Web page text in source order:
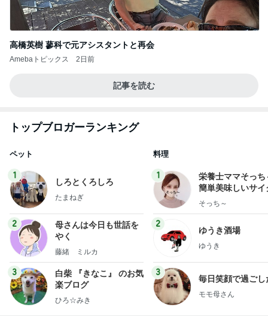
高橋英樹 蓼科で元アシスタントと再会
Amebaトピックス 2日前
記事を読む
トップブロガーランキング
ペット
1
しろとくろしろ
たまねぎ
2
母さんは今日も世話を
やく
藤緒 ミルカ
3
白柴 『きなこ』 のお気
楽ブログ
ひろ☆みき
料理
1
栄養士ママそっち
簡単美味しいサイ
献立
そっち～
2
ゆうき酒場
ゆうき
3
毎日笑顔で過ごし
モモ母さん